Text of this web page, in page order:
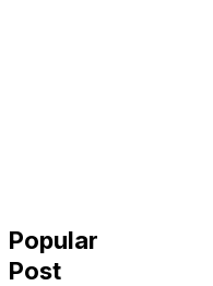
Popular
Post